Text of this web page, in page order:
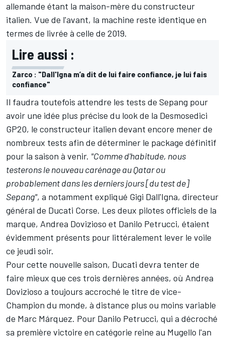
allemande étant la maison-mère du constructeur
italien. Vue de l'avant, la machine reste identique en
termes de livrée à celle de 2019.
Lire aussi :
Zarco : "Dall'Igna m’a dit de lui faire confiance, je lui fais
confiance"
Il faudra toutefois attendre les tests de Sepang pour
avoir une idée plus précise du look de la Desmosedici
GP20, le constructeur italien devant encore mener de
nombreux tests afin de déterminer le package définitif
pour la saison à venir. "Comme d'habitude, nous
testerons le nouveau carénage au Qatar ou
probablement dans les derniers jours [du test de]
Sepang", a notamment expliqué Gigi Dall'Igna, directeur
général de Ducati Corse. Les deux pilotes officiels de la
marque, Andrea Dovizioso et Danilo Petrucci, étaient
évidemment présents pour littéralement lever le voile
ce jeudi soir.
Pour cette nouvelle saison, Ducati devra tenter de
faire mieux que ces trois dernières années, où Andrea
Dovizioso a toujours accroché le titre de vice-
Champion du monde, à distance plus ou moins variable
de Marc Márquez. Pour Danilo Petrucci, qui a décroché
sa première victoire en catégorie reine au Mugello l'an